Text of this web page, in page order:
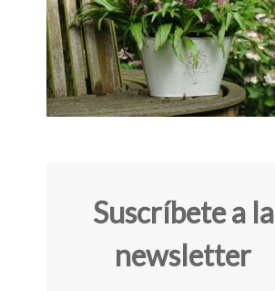
Suscríbete a la
newsletter